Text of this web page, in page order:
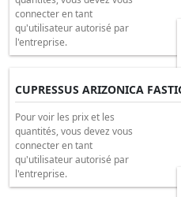
connecter en tant
qu'utilisateur autorisé par
l'entreprise.
CUPRESSUS ARIZONICA
Pour voir les prix et les
quantités, vous devez vous
connecter en tant
qu'utilisateur autorisé par
l'entreprise.